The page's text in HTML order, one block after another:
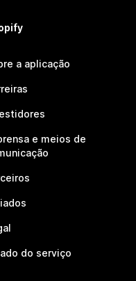
a aplicação
e meios de
do serviço